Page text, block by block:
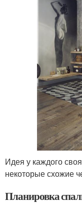
Идея у каждого
некоторые схожие
Планировка